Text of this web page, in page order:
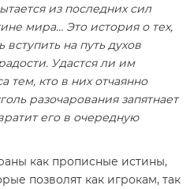
из последних сил
мира… Это история о тех,
вступить на путь духов
Удастся ли им
тем, кто в них отчаянно
разочарования запятнает
его в очередную
как прописные истины,
позволят как игрокам, так